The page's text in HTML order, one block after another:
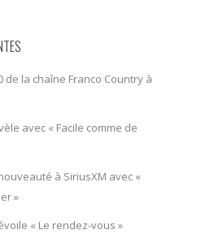
de la chaîne Franco Country à
avec « Facile comme de
à SiriusXM avec «
»
« Le rendez-vous »